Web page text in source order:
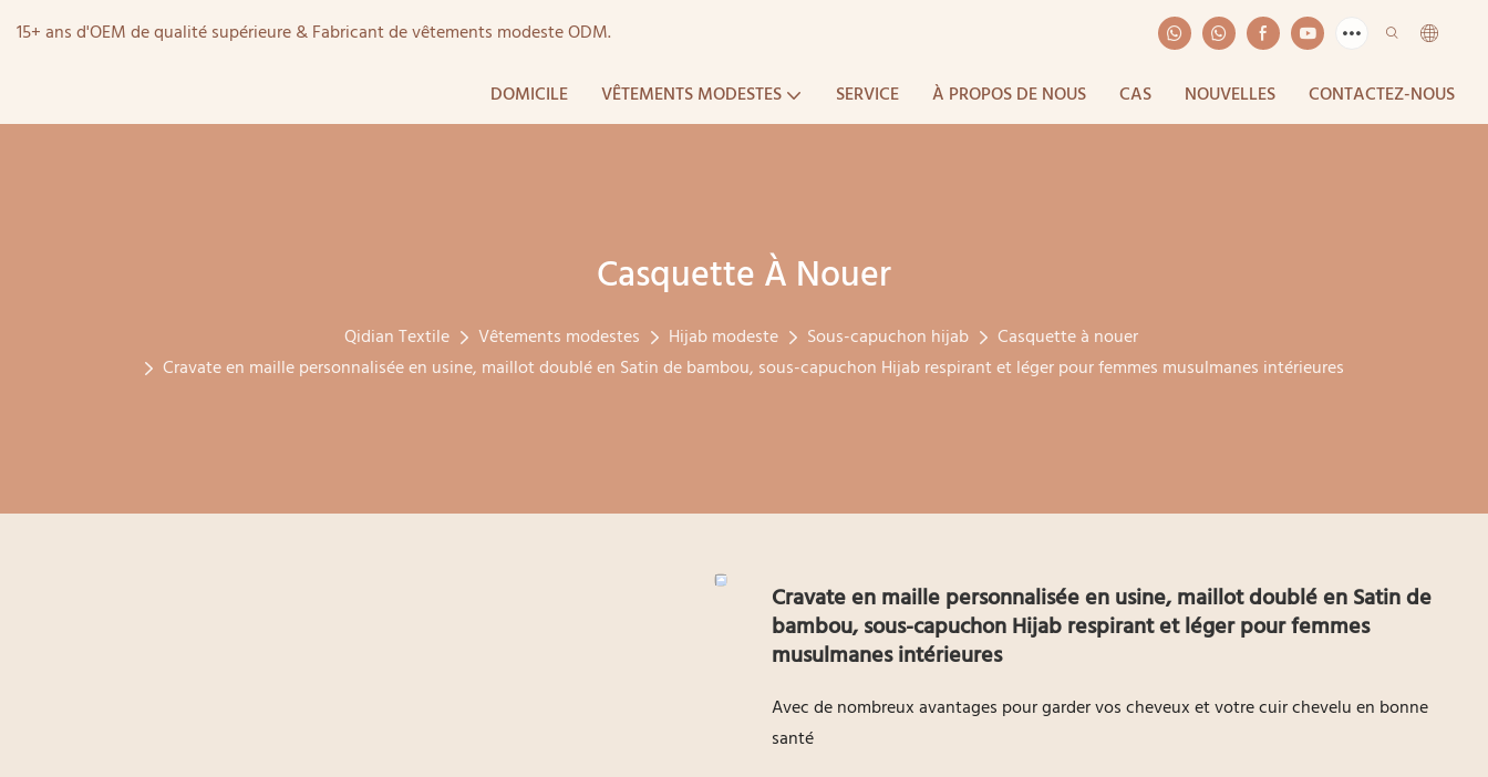
15+ ans d'OEM de qualité supérieure & Fabricant de vêtements modeste ODM.
DOMICILE VÊTEMENTS MODESTES SERVICE À PROPOS DE NOUS CAS NOUVELLES CONTACTEZ-NOUS
Casquette À Nouer
Qidian Textile Vêtements modestes Hijab modeste Sous-capuchon hijab
Casquette à nouer
Cravate en maille personnalisée en usine, maillot doublé en Satin de bambou, sous-capuchon Hijab respirant et léger pour femmes musulmanes intérieures
Cravate en maille personnalisée en usine, maillot doublé en Satin de
bambou, sous-capuchon Hijab respirant et léger pour femmes
musulmanes intérieures
Avec de nombreux avantages pour garder vos cheveux et votre cuir chevelu en bonne
santé